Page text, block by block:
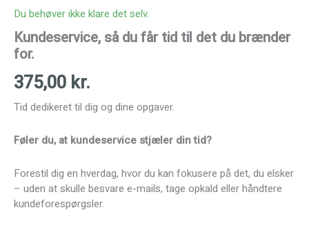
Du behøver ikke klare det selv.
Kundeservice, så du får tid til det du brænder
for.
375,00 kr.
Tid dedikeret til dig og dine opgaver.
Føler du, at kundeservice stjæler din tid?
Forestil dig en hverdag, hvor du kan fokusere på det, du elsker
– uden at skulle besvare e-mails, tage opkald eller håndtere
kundeforespørgsler.